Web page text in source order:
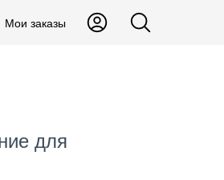
Мои заказы
для